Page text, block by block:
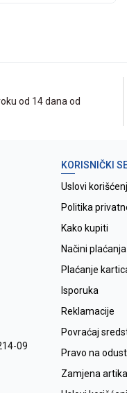
od 14 dana od
09
KORISNIČKI
Uslovi
Politika
Kako kupiti
Načini plaćanja
Plaćanje
Isporuka
Reklamacije
Povraćaj
Pravo na
Zamjena